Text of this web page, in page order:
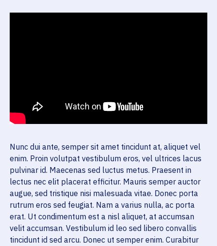
Nunc dui ante, semper sit amet tincidunt at, aliquet vel
enim. Proin volutpat vestibulum eros, vel ultrices lacus
pulvinar id. Maecenas sed luctus metus. Praesent in
lectus nec elit placerat efficitur. Mauris semper auctor
augue, sed tristique nisi malesuada vitae. Donec porta
rutrum eros sed feugiat. Nam a varius nulla, ac porta
erat. Ut condimentum est a nisl aliquet, at accumsan
velit accumsan. Vestibulum id leo sed libero convallis
tincidunt id sed arcu. Donec ut semper enim. Curabitur